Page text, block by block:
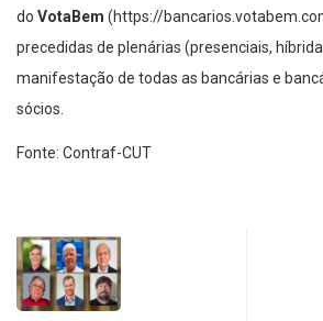
do VotaBem (https://
precedidas de plenárias (presenciais,
manifestação de todas as bancárias e
sócios.
Fonte: Contraf-CUT